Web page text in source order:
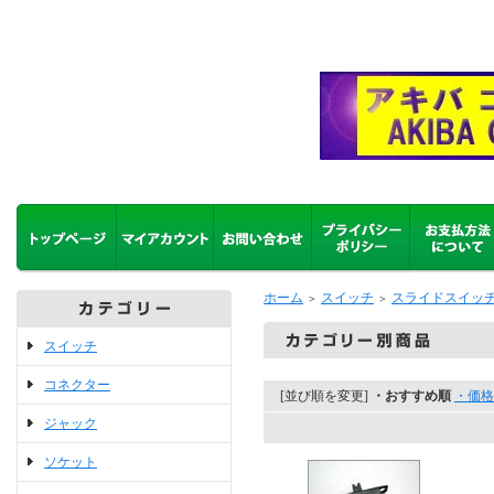
スイッチ
コネクター
ジャック
ソケット
ホーム ＞ スイッチ ＞ スライドスイッ
[並び順を変更] ・おすすめ順 ・価